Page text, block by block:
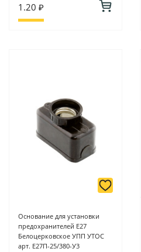
1.20 ₽
Основание для установки
предохранителей Е27
Белоцерковское УПП УТОС
арт. Е27П-25/380-У3